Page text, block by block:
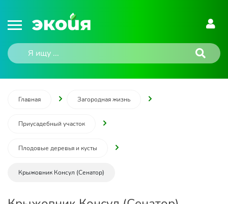
Главная Загородная жизнь
Приусадебный участок
Плодовые деревья и кусты
Крыжовник Консул (Сенатор)